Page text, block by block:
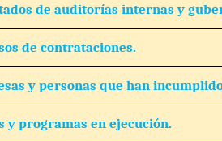
de auditorías internas y
de contrataciones.
y personas que han
y programas en ejecución.